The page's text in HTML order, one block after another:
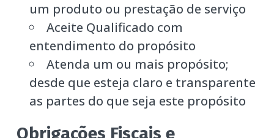
um produto ou prestação de serviço
Aceite Qualificado com
entendimento do propósito
Atenda um ou mais propósito;
desde que esteja claro e transparente
as partes do que seja este propósito
Obrigações Fiscais e